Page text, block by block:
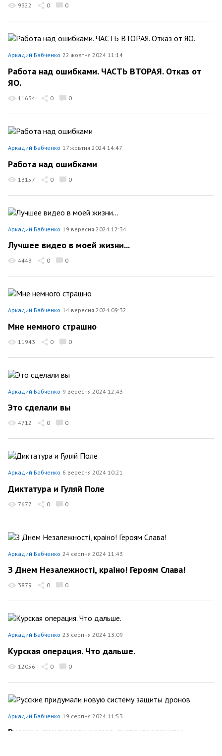
9322 0 0
Аркадий Бабченко 22 жовтня 2024 11:14
Работа над ошибками. ЧАСТЬ ВТОРАЯ. Отказ от
ЯО.
11634 0 0
Аркадий Бабченко 17 жовтня 2024 14:47
Работа над ошибками
13157 0 0
Аркадий Бабченко 19 вересня 2024 12:34
Лучшее видео в моей жизни...
4443 0 0
Аркадий Бабченко 14 вересня 2024 09:32
Мне немного страшно
11943 0 0
Аркадий Бабченко 9 вересня 2024 12:43
Это сделали вы
4712 0 0
Аркадий Бабченко 6 вересня 2024 10:21
Диктатура и Гуляй Поле
7677 0 0
Аркадий Бабченко 24 серпня 2024 11:43
З Днем Незалежності, краiно! Героям Слава!
3879 0 0
Аркадий Бабченко 23 серпня 2024 13:09
Курская операция. Что дальше.
12056 0 0
Аркадий Бабченко 19 серпня 2024 11:53
Русские придумали новую систему защиты